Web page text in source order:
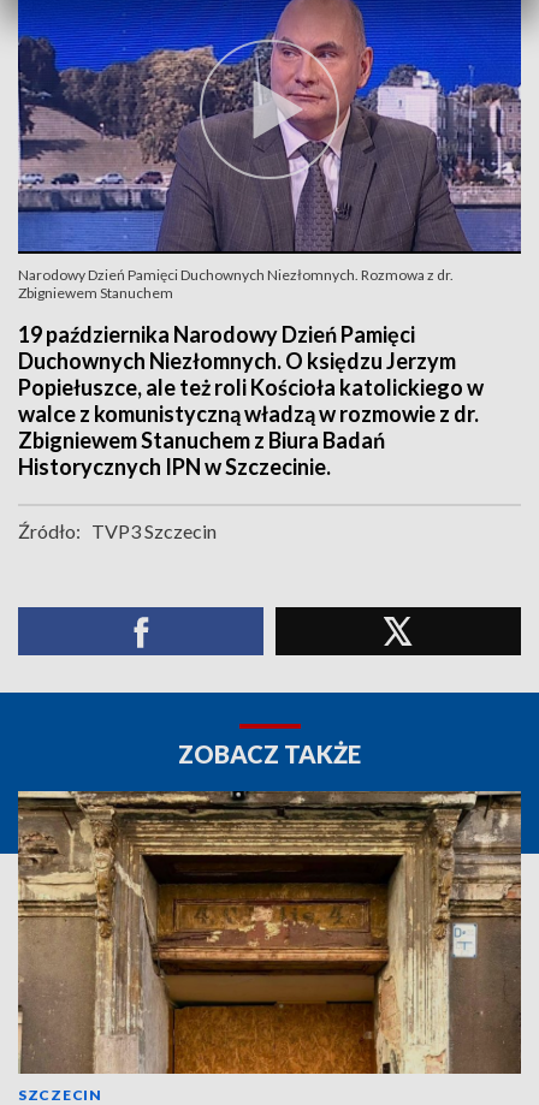
Narodowy Dzień Pamięci Duchownych Niezłomnych. Rozmowa z dr.
Zbigniewem Stanuchem
19 października Narodowy Dzień Pamięci
Duchownych Niezłomnych. O księdzu Jerzym
Popiełuszce, ale też roli Kościoła katolickiego w
walce z komunistyczną władzą w rozmowie z dr.
Zbigniewem Stanuchem z Biura Badań
Historycznych IPN w Szczecinie.
Źródło: TVP3 Szczecin
ZOBACZ TAKŻE
SZCZECIN